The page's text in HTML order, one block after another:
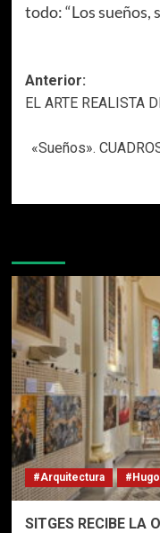
todo: “Los sueños,
Navegación
de
entradas
Anterior:
EL ARTE REALISTA
«Sueños».
#Arquitectura
SITGES RECIBE LA